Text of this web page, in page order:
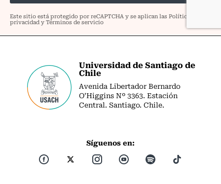
Universidad de Santiago de
Chile
Avenida Libertador Bernardo
O’Higgins Nº 3363. Estación
Central. Santiago. Chile.
Síguenos en: